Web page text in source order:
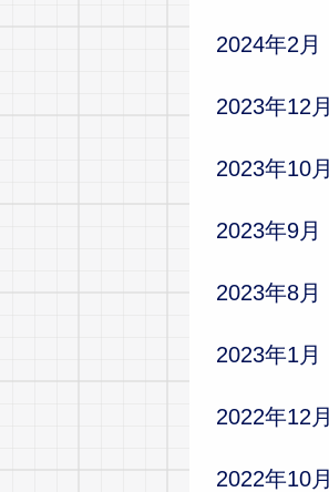
2024年2月
2023年12月
2023年10月
2023年9月
2023年8月
2023年1月
2022年12月
2022年10月